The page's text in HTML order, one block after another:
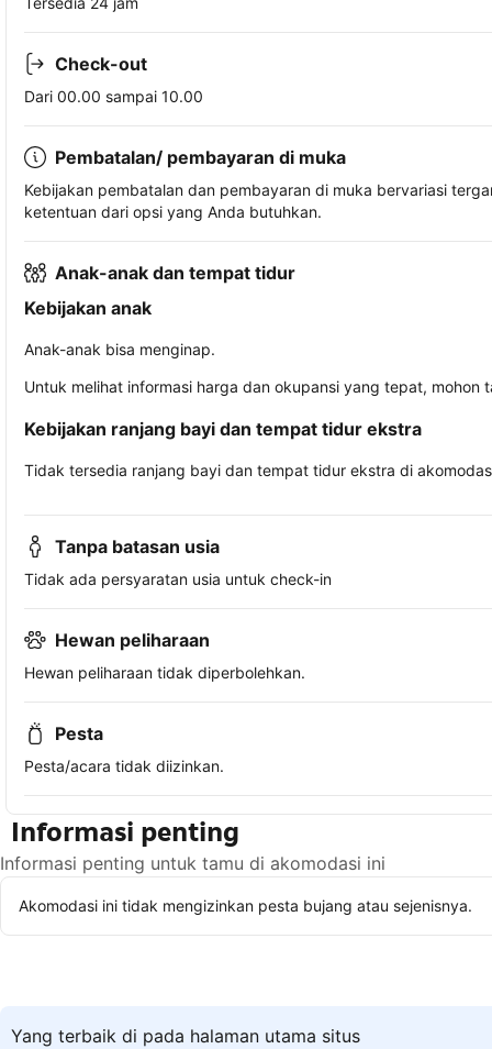
Check-out
Dari 00.00 sampai 10.00
Pembatalan/ pembayaran di muka
Kebijakan pembatalan dan pembayaran di muka bervariasi
ketentuan dari opsi yang Anda butuhkan.
Anak-anak dan tempat tidur
Kebijakan anak
Anak-anak bisa menginap.
Untuk melihat informasi harga dan okupansi yang tepat,
Kebijakan ranjang bayi dan tempat tidur ekstra
Tidak tersedia ranjang bayi dan tempat tidur ekstra di
Tanpa batasan usia
Tidak ada persyaratan usia untuk check-in
Hewan peliharaan
Hewan peliharaan tidak diperbolehkan.
Pesta
Pesta/acara tidak diizinkan.
Informasi penting
Informasi penting untuk tamu di akomodasi ini
Akomodasi ini tidak mengizinkan pesta bujang atau sejenisnya.
Yang terbaik di pada halaman utama situs